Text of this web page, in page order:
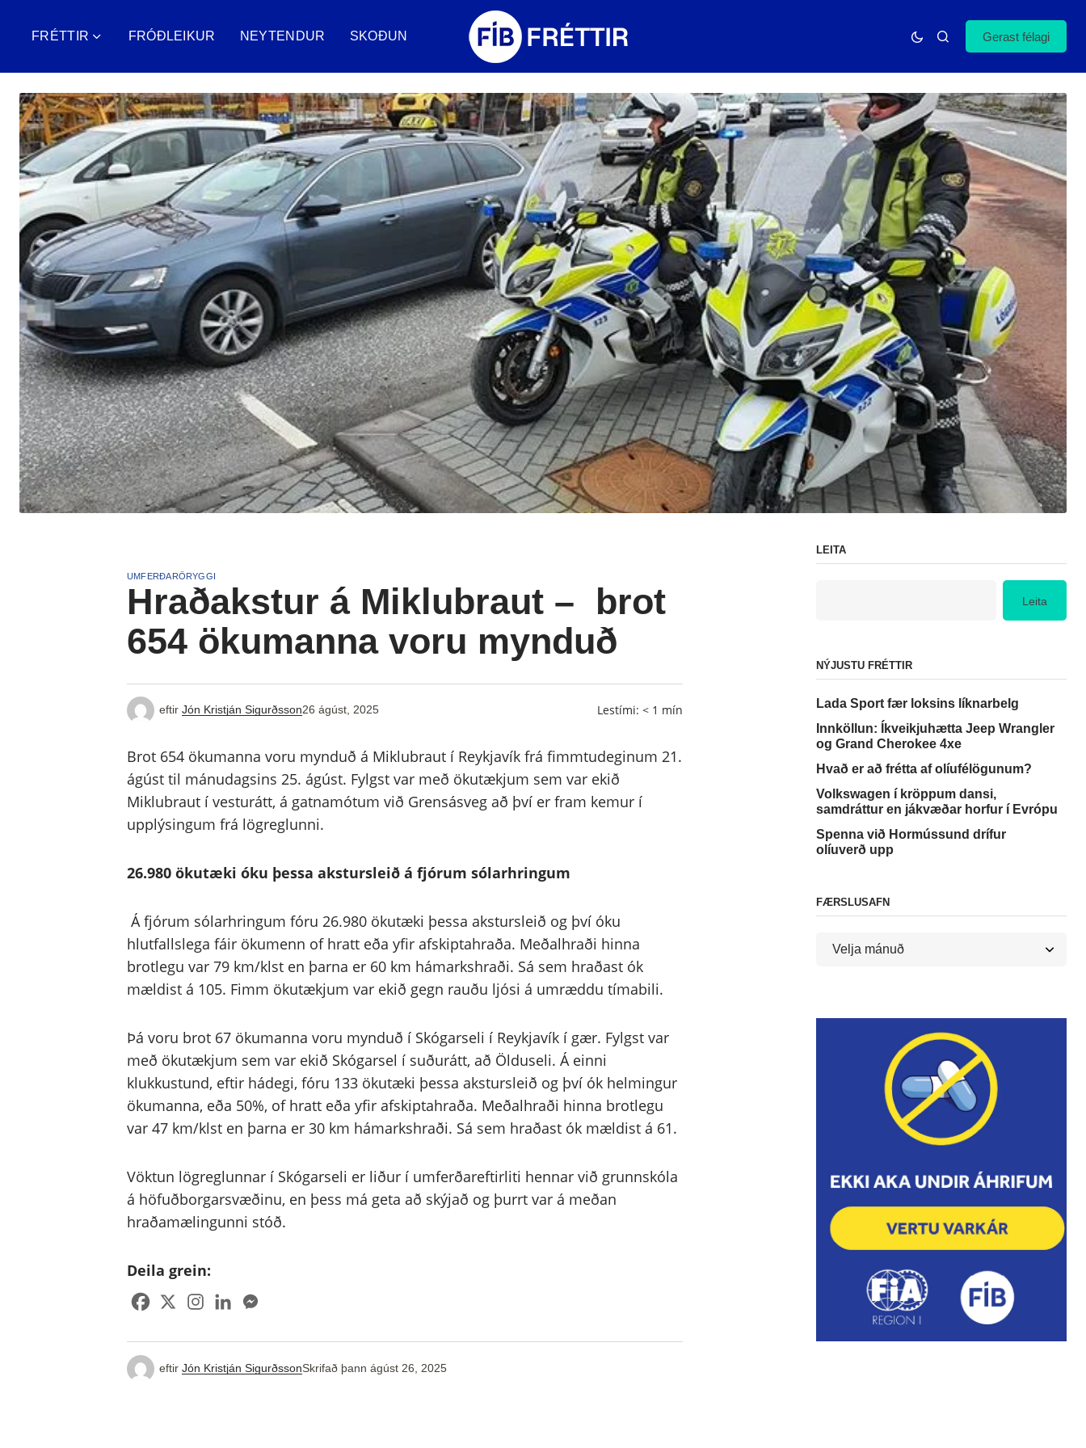
FRÉTTIR FRÓÐLEIKUR NEYTENDUR SKOÐUN Gerast félagi
UMFERÐARÖRYGGI
Hraðakstur á Miklubraut – brot
654 ökumanna voru mynduð
eftir Jón Kristján Sigurðsson26 ágúst, 2025 Lestími: < 1 mín
Brot 654 ökumanna voru mynduð á Miklubraut í Reykjavík frá fimmtudeginum 21.
ágúst til mánudagsins 25. ágúst. Fylgst var með ökutækjum sem var ekið
Miklubraut í vesturátt, á gatnamótum við Grensásveg að því er fram kemur í
upplýsingum frá lögreglunni.
26.980 ökutæki óku þessa akstursleið á fjórum sólarhringum
Á fjórum sólarhringum fóru 26.980 ökutæki þessa akstursleið og því óku
hlutfallslega fáir ökumenn of hratt eða yfir afskiptahraða. Meðalhraði hinna
brotlegu var 79 km/klst en þarna er 60 km hámarkshraði. Sá sem hraðast ók
mældist á 105. Fimm ökutækjum var ekið gegn rauðu ljósi á umræddu tímabili.
Þá voru brot 67 ökumanna voru mynduð í Skógarseli í Reykjavík í gær. Fylgst var
með ökutækjum sem var ekið Skógarsel í suðurátt, að Ölduseli. Á einni
klukkustund, eftir hádegi, fóru 133 ökutæki þessa akstursleið og því ók helmingur
ökumanna, eða 50%, of hratt eða yfir afskiptahraða. Meðalhraði hinna brotlegu
var 47 km/klst en þarna er 30 km hámarkshraði. Sá sem hraðast ók mældist á 61.
Vöktun lögreglunnar í Skógarseli er liður í umferðareftirliti hennar við grunnskóla
á höfuðborgarsvæðinu, en þess má geta að skýjað og þurrt var á meðan
hraðamælingunni stóð.
Deila grein:
eftir Jón Kristján SigurðssonSkrifað þann ágúst 26, 2025
LEITA
Leita
NÝJUSTU FRÉTTIR
Lada Sport fær loksins líknarbelg
Innköllun: Íkveikjuhætta Jeep Wrangler
og Grand Cherokee 4xe
Hvað er að frétta af olíufélögunum?
Volkswagen í kröppum dansi,
samdráttur en jákvæðar horfur í Evrópu
Spenna við Hormússund drífur
olíuverð upp
FÆRSLUSAFN